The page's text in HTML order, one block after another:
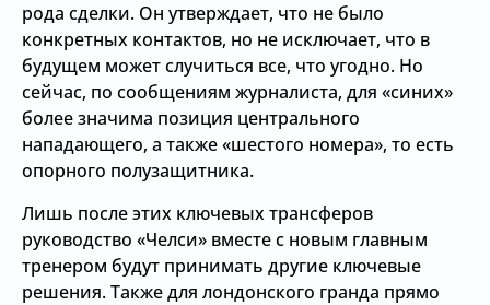
рода сделки. Он утверждает, что не было
конкретных контактов, но не исключает, что в
будущем может случиться все, что угодно. Но
сейчас, по сообщениям журналиста, для «синих»
более значима позиция центрального
нападающего, а также «шестого номера», то есть
опорного полузащитника.
Лишь после этих ключевых трансферов
руководство «Челси» вместе с новым главным
тренером будут принимать другие ключевые
решения. Также для лондонского гранда прямо